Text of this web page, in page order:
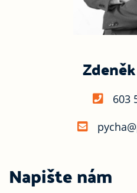
603
Napište nám